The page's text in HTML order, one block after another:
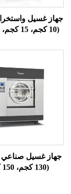
صناعي
(10 كجم، 15 كجم، 20 كجم،
صناعي مستخرج